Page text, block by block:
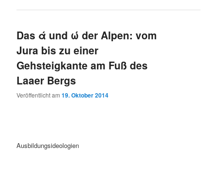
Das ά und ώ der Alpen: vom
Jura bis zu einer
Gehsteigkante am Fuß des
Laaer Bergs
Veröffentlicht am19. Oktober 2014
Ausbildungsideologien